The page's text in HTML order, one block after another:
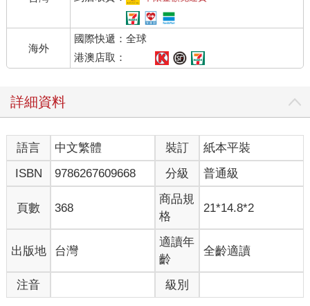
海外
國際快遞：全球
港澳店取：
詳細資料
語言 中文繁體 裝訂
紙本平裝
ISBN
9786267609668 分級 普通級
頁數 368
商品規
格
21*14.8*2
出版地 台灣
適讀年
齡
全齡適讀
注音 級別